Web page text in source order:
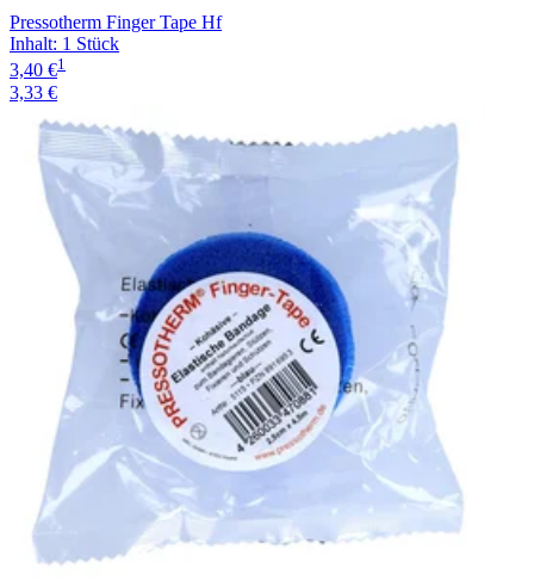
Pressotherm Finger Tape Hf
Inhalt: 1 Stück
3,40 €1
3,33 €